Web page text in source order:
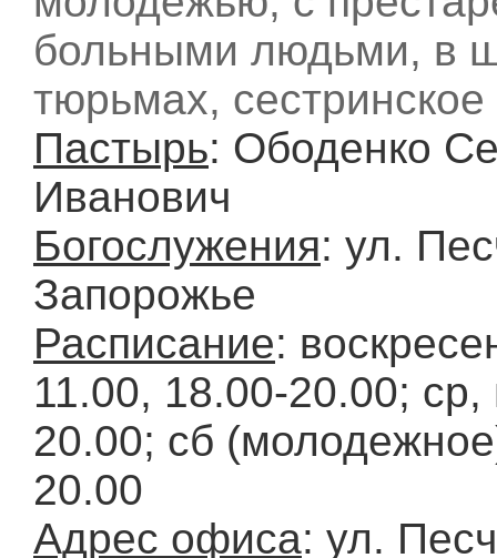
больными людьми, в
тюрьмах,
Пастырь: Ободенко
Иванович
Богослужения: ул.
Запорожье
Расписание:
11.00, 18.00-20.00; ср,
20.00; сб
20.00
Адрес офиса: ул.